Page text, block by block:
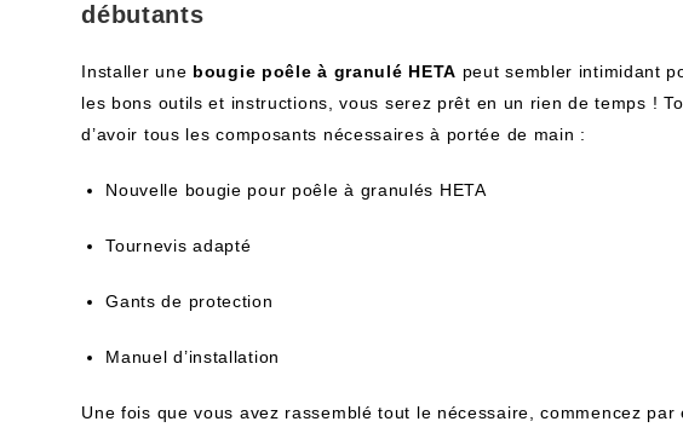
débutants
Installer une bougie poêle à granulé HETA peut sembler intimidant
les bons outils et instructions, vous serez prêt en un rien de temps !
d’avoir tous les composants nécessaires à portée de main :
Nouvelle bougie pour poêle à granulés HETA
Tournevis adapté
Gants de protection
Manuel d’installation
Une fois que vous avez rassemblé tout le nécessaire, commencez